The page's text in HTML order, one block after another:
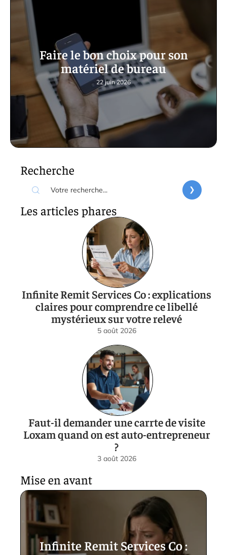
Faire le bon choix pour son
matériel de bureau
22 juin 2026
Recherche
Les articles phares
Infinite Remit Services Co : explications
claires pour comprendre ce libellé
mystérieux sur votre relevé
5 août 2026
Faut-il demander une carrte de visite
Loxam quand on est auto-entrepreneur
?
3 août 2026
Mise en avant
Infinite Remit Services Co :